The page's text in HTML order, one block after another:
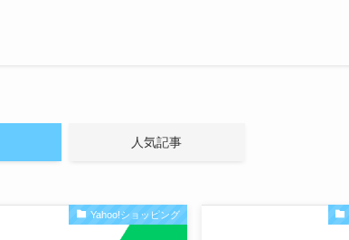
人気記事
Yahoo!ショッピング